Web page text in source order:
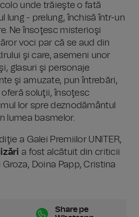
unde trăieşte o fată
lung - prelung, închisă într-un
Ne însoţesc misterioşi
voci par că se aud din
şi care, asemeni unor
glasuri şi personaje
şi amuzate, pun întrebări,
soluţii, însoţesc
lor spre deznodământul
lumea basmelor.
a Galei Premiilor UNITER,
a fost alcătuit din criticii
Doina Papp, Cristina
Share pe